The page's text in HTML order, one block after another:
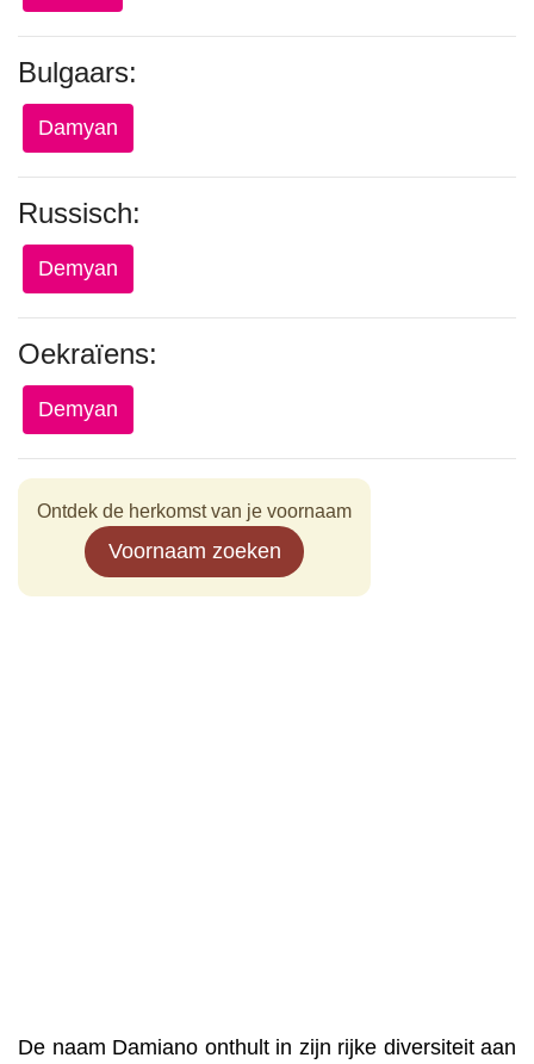
Bulgaars:
Damyan
Russisch:
Demyan
Oekraïens:
Demyan
Ontdek de herkomst van je voornaam
Voornaam zoeken
De naam Damiano onthult in zijn rijke diversiteit aan